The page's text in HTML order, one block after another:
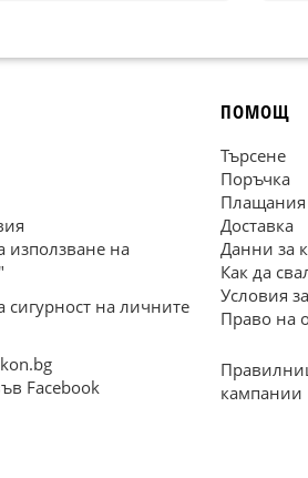
използване на
сигурност на личните
Facebook
ПОМОЩ
Търсене
Поръчка
Плащания
Доставка
Данни за
Как да
Условия
Право на
кампании